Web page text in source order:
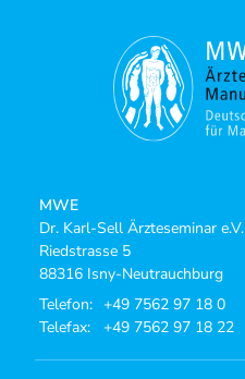
MWE
Dr. Karl-Sell Ärzteseminar e.V.
Riedstrasse 5
88316 Isny-Neutrauchburg
Telefon: +49 7562 97 18 0
Telefax:
+49 7562 97 18 22